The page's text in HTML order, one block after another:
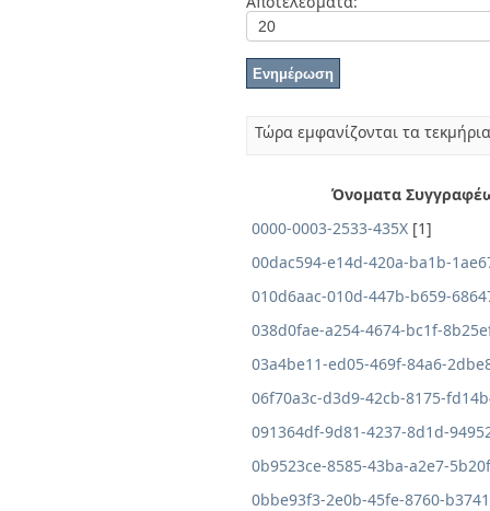
Τώρα εμφανίζονται τα
Όνοματα
0000-0003-2533-435X [1]
00dac594-e14d-420a-ba1b-
010d6aac-010d-447b-b659-
038d0fae-a254-4674-bc1f-
03a4be11-ed05-469f-84a6-
06f70a3c-d3d9-42cb-8175-
091364df-9d81-4237-8d1d-
0b9523ce-8585-43ba-a2e7-
0bbe93f3-2e0b-45fe-8760-